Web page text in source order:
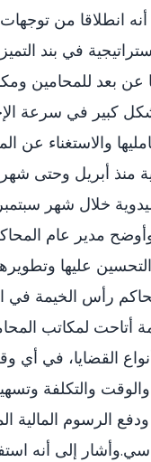
انطلاقا من
في بند
بعد للمحامين
كبير في سرعة
والاستغناء عن
مدير عام
عليها
رأس الخيمة في
أتاحت لمكاتب
أنواع القضايا، في
والتكلفة
ودفع الرسوم